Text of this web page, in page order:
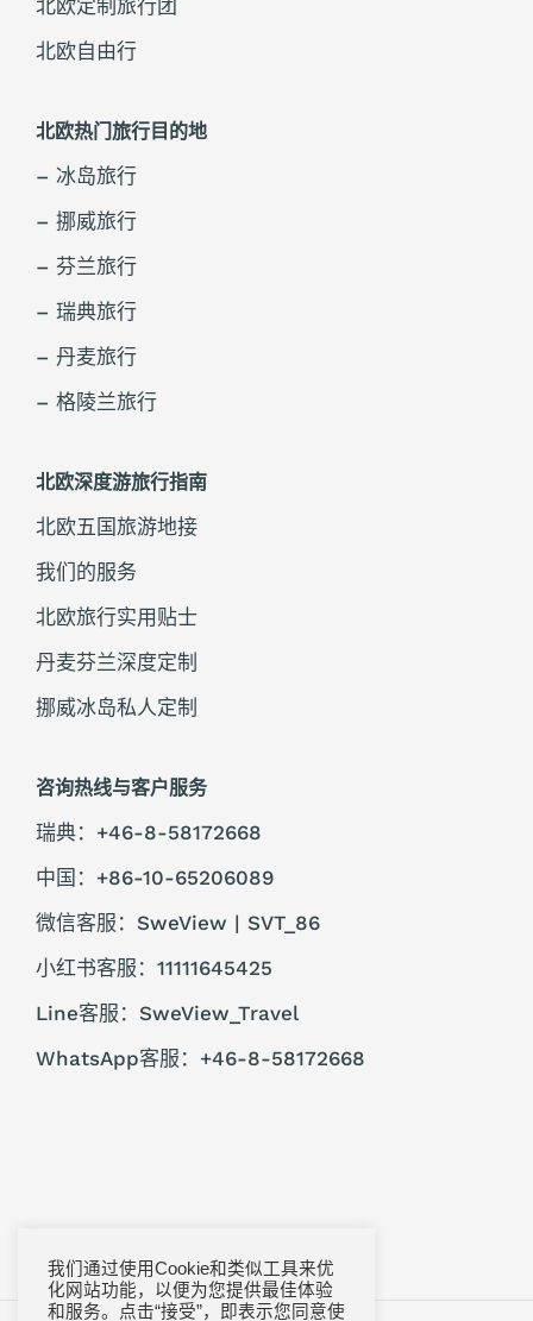
北欧定制旅行团
北欧自由行
北欧热门旅行目的地
– 冰岛旅行
– 挪威旅行
– 芬兰旅行
– 瑞典旅行
– 丹麦旅行
– 格陵兰旅行
北欧深度游旅行指南
北欧五国旅游地接
我们的服务
北欧旅行实用贴士
丹麦芬兰深度定制
挪威冰岛私人定制
咨询热线与客户服务
瑞典：+46-8-58172668
中国：+86-10-65206089
微信客服：SweView | SVT_86
小红书客服：11111645425
Line客服：SweView_Travel
WhatsApp客服：+46-8-58172668
我们通过使用Cookie和类似工具来优
化网站功能，以便为您提供最佳体验
和服务。点击“接受”，即表示您同意使